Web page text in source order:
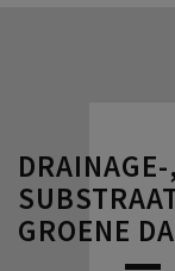
GROENE